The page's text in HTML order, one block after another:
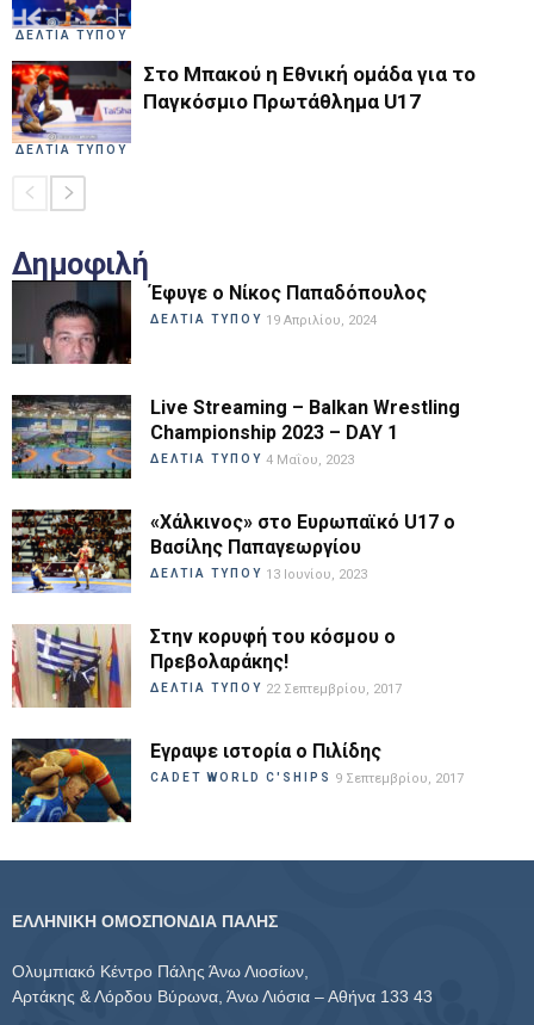
ΔΕΛΤΙΑ ΤΥΠΟΥ
ΔΕΛΤΙΑ ΤΥΠΟΥ
Στο Μπακού η Εθνική ομάδα για το
Παγκόσμιο Πρωτάθλημα U17
Δημοφιλή
Έφυγε ο Νίκος Παπαδόπουλος
ΔΕΛΤΙΑ ΤΥΠΟΥ 19 Απριλίου, 2024
Live Streaming – Balkan Wrestling
Championship 2023 – DAY 1
ΔΕΛΤΙΑ ΤΥΠΟΥ 4 Μαΐου, 2023
«Χάλκινος» στο Ευρωπαϊκό U17 ο
Βασίλης Παπαγεωργίου
ΔΕΛΤΙΑ ΤΥΠΟΥ 13 Ιουνίου, 2023
Στην κορυφή του κόσμου ο
Πρεβολαράκης!
ΔΕΛΤΙΑ ΤΥΠΟΥ 22 Σεπτεμβρίου, 2017
Εγραψε ιστορία ο Πιλίδης
CADET WORLD C'SHIPS 9 Σεπτεμβρίου, 2017
ΕΛΛΗΝΙΚΗ ΟΜΟΣΠΟΝΔΙΑ ΠΑΛΗΣ
Ολυμπιακό Κέντρο Πάλης Άνω Λιοσίων,
Αρτάκης & Λόρδου Βύρωνα, Άνω Λιόσια – Αθήνα 133 43